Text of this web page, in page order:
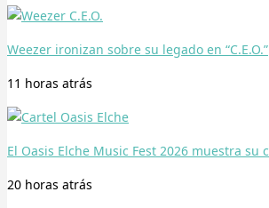
Weezer ironizan sobre su legado en “C.E.O.”
11 horas atrás
El Oasis Elche Music Fest 2026 muestra su
20 horas atrás